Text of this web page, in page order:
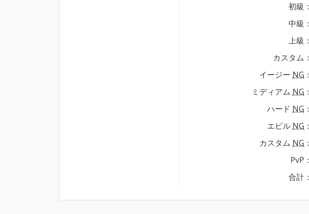
初級 ：
中級 ：
上級 ：
カスタム ：
イージー NG ：
ミディアム NG ：
ハード NG ：
エビル NG ：
カスタム NG ：
PvP ：
合計：